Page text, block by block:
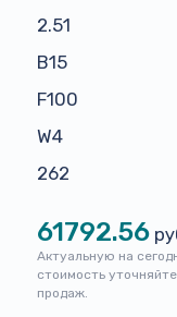
2.51
В15
F100
W4
262
61792.56
Актуальную на
стоимость
продаж.